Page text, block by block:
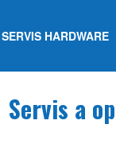
SERVIS HARDWARE
Servis a